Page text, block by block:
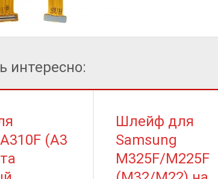
интересно:
(A3
Шлейф для
Samsung
M325F/M225F